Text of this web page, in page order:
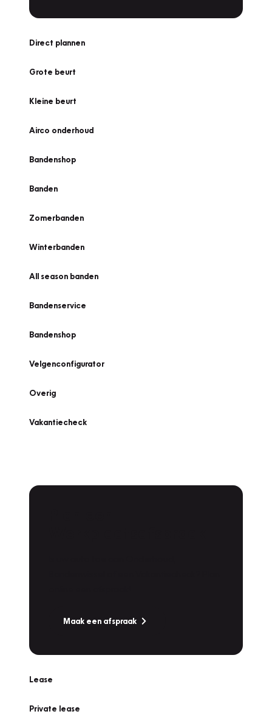
Direct plannen
Grote beurt
Kleine beurt
Airco onderhoud
Bandenshop
Banden
Zomerbanden
Winterbanden
All season banden
Bandenservice
Bandenshop
Velgenconfigurator
Overig
Vakantiecheck
Maak een afspraak
Lease
Private lease